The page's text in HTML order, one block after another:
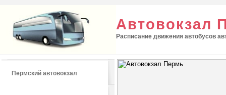
Автовокзал
Расписание движения автобусов
Пермский автовокзал